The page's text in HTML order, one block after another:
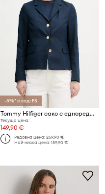
-5%* с код: FS
Tommy Hilfiger сако с едноредно закопчаване дамско с добавен лен
Текуща цена:
149,90 €
Редовна цена:269,90 €
Най-ниска цена:159,90 €